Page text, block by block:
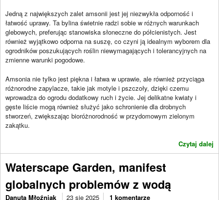
Jedną z największych zalet amsonii jest jej niezwykła odporność i
łatwość uprawy. Ta bylina świetnie radzi sobie w różnych warunkach
glebowych, preferując stanowiska słoneczne do półcienistych. Jest
również wyjątkowo odporna na suszę, co czyni ją idealnym wyborem dla
ogrodników poszukujących roślin niewymagających i tolerancyjnych na
zmienne warunki pogodowe.
Amsonia nie tylko jest piękna i łatwa w uprawie, ale również przyciąga
różnorodne zapylacze, takie jak motyle i pszczoły, dzięki czemu
wprowadza do ogrodu dodatkowy ruch i życie. Jej delikatne kwiaty i
gęste liście mogą również służyć jako schronienie dla drobnych
stworzeń, zwiększając bioróżnorodność w przydomowym zielonym
zakątku.
Czytaj dalej
Waterscape Garden, manifest
globalnych problemów z wodą
Danuta Młoźniak 23 sie 2025 1 komentarze